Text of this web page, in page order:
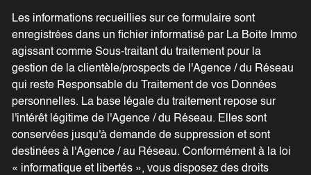
Les informations recueillies sur ce formulaire sont
enregistrées dans un fichier informatisé par La Boite Immo
agissant comme Sous-traitant du traitement pour la
gestion de la clientèle/prospects de l'Agence / du Réseau
qui reste Responsable du Traitement de vos Données
personnelles. La base légale du traitement repose sur
l'intérêt légitime de l'Agence / du Réseau. Elles sont
conservées jusqu'à demande de suppression et sont
destinées à l'Agence / au Réseau. Conformément à la loi
« informatique et libertés », vous disposez des droits